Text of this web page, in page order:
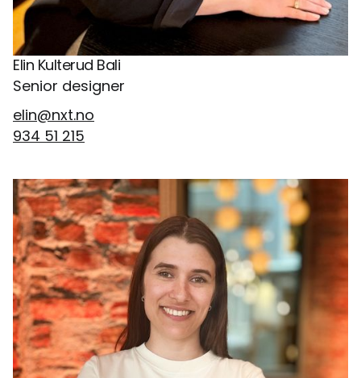
Elin Kulterud Bali
Senior designer
elin@nxt.no
934 51 215